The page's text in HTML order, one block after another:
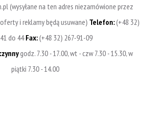
(wysyłane na ten adres niezamówione przez
i reklamy będą usuwane) Telefon:(+48 32)
do 44Fax:(+48 32) 267-91-09
godz. 7.30 - 17.00, wt - czw 7.30 - 15.30, w
piątki 7.30 - 14.00